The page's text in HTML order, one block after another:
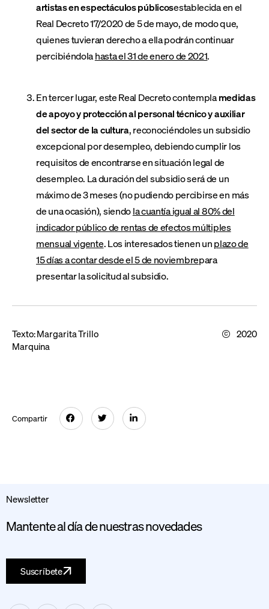
artistas en espectáculos públicosestablecida en el
Real Decreto 17/2020 de 5 de mayo, de modo que,
quienes tuvieran derecho a ella podrán continuar
percibiéndolahasta el 31 de enero de 2021.
En tercer lugar, este Real Decreto contemplamedidas
de apoyo y protección al personal técnico y auxiliar
del sector de la cultura, reconociéndoles un subsidio
excepcional por desempleo, debiendo cumplir los
requisitos de encontrarse en situación legal de
desempleo. La duración del subsidio será de un
máximo de 3 meses (no pudiendo percibirse en más
de una ocasión), siendola cuantía igual al 80% del
indicador público de rentas de efectos múltiples
mensual vigente. Los interesados tienen unplazo de
15 días a contar desde el 5 de noviembrepara
presentar la solicitud al subsidio.
Texto:Margarita Trillo
Marquina
2020
Compartir
Newsletter
Mantente al día de nuestras novedades
Suscríbete